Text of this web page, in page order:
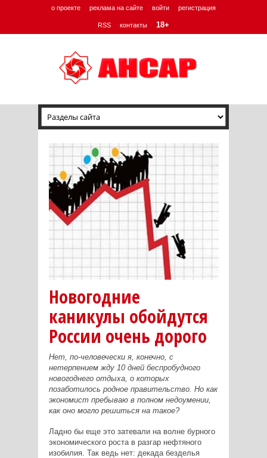
о проекте реклама на сайте войти регистрация
RSS контакты 18+
Новогодние
каникулы обойдутся
России очень дорого
Нет, по-человечески я, конечно, с
нетерпением жду 10 дней беспробудного
новогоднего отдыха, о которых
позаботилось родное правительство. Но как
экономист пребываю в полном недоумении,
как оно могло решиться на такое?
Ладно бы еще это затевали на волне бурного
экономического роста в разгар нефтяного
изобилия. Так ведь нет: декада безделья